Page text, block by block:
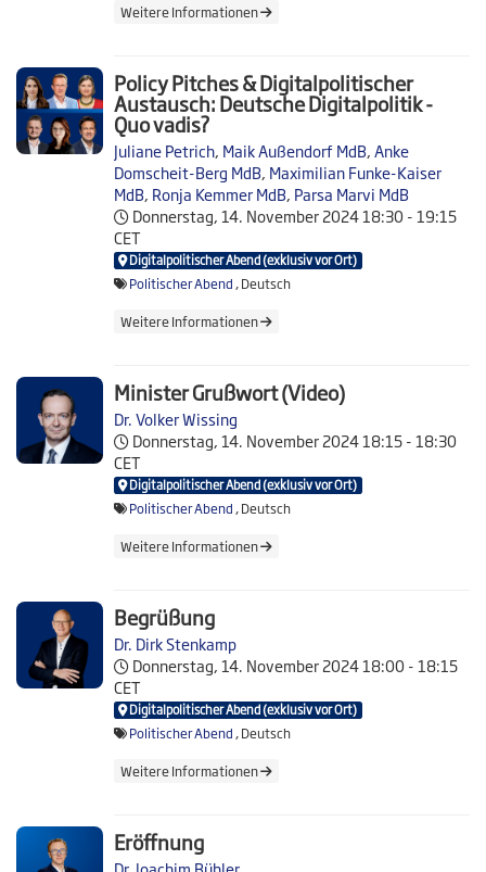
Weitere Informationen
Policy Pitches & Digitalpolitischer
Austausch: Deutsche Digitalpolitik -
Quo vadis?
Juliane Petrich, Maik Außendorf MdB,Anke
Domscheit-Berg MdB, Maximilian Funke-Kaiser
MdB, Ronja Kemmer MdB, Parsa Marvi MdB
Donnerstag, 14. November 202418:30 - 19:15
CET
Digitalpolitischer Abend (exklusiv vor Ort)
Politischer Abend , Deutsch
Weitere Informationen
Minister Grußwort (Video)
Dr. Volker Wissing
Donnerstag, 14. November 202418:15 - 18:30
CET
Digitalpolitischer Abend (exklusiv vor Ort)
Politischer Abend , Deutsch
Weitere Informationen
Begrüßung
Dr. Dirk Stenkamp
Donnerstag, 14. November 202418:00 - 18:15
CET
Digitalpolitischer Abend (exklusiv vor Ort)
Politischer Abend , Deutsch
Weitere Informationen
Eröffnung